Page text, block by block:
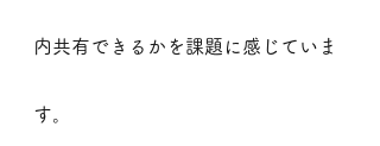
内共有できるかを課題に感じていま
す。